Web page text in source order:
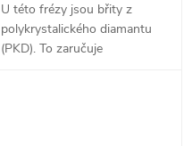
U této frézy jsou břity z
polykrystalického diamantu
(PKD). To zaručuje